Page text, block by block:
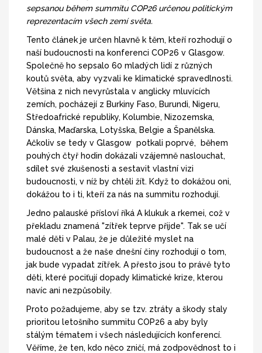
sepsanou během summitu COP26 určenou politickým
reprezentacím všech zemí světa.
Tento článek je určen hlavně k těm, kteří rozhodují o
naší budoucnosti na konferenci COP26 v Glasgow.
Společně ho sepsalo 60 mladých lidí z různých
koutů světa, aby vyzvali ke klimatické spravedlnosti.
Většina z nich nevyrůstala v anglicky mluvících
zemích, pocházejí z Burkiny Faso, Burundi, Nigeru,
Středoafrické republiky, Kolumbie, Nizozemska,
Dánska, Maďarska, Lotyšska, Belgie a Španělska.
Ačkoliv se tedy v Glasgow potkali poprvé, během
pouhých čtyř hodin dokázali vzájemně naslouchat,
sdílet své zkušenosti a sestavit vlastní vizi
budoucnosti, v níž by chtěli žít. Když to dokážou oni,
dokážou to i ti, kteří za nás na summitu rozhodují.
Jedno palauské přísloví říká A klukuk a rkemei, což v
překladu znamená "zítřek teprve přijde". Tak se učí
malé děti v Palau, že je důležité myslet na
budoucnost a že naše dnešní činy rozhodují o tom,
jak bude vypadat zítřek. A přesto jsou to právě tyto
děti, které pociťují dopady klimatické krize, kterou
navíc ani nezpůsobily.
Proto požadujeme, aby se tzv. ztráty a škody staly
prioritou letošního summitu COP26 a aby byly
stálým tématem i všech následujících konferencí.
Věříme, že ten, kdo něco zničí, má zodpovědnost to i
VYHLEDAT [ zavřít ]